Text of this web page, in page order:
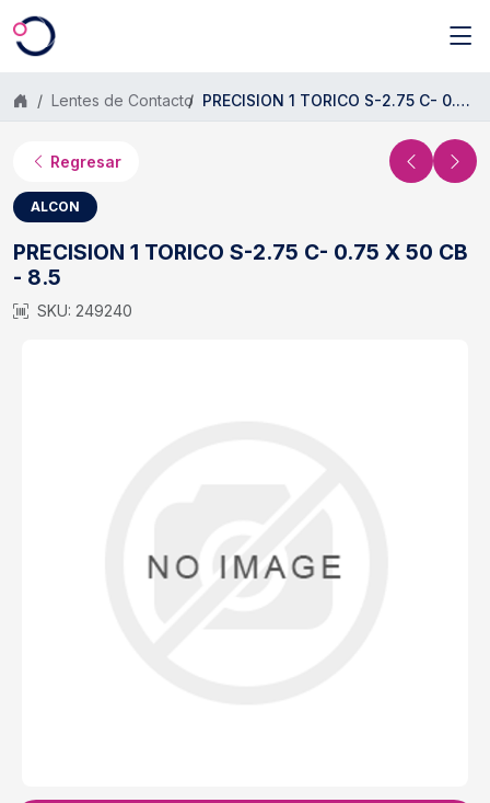
Saltar al contenido principal
Lentes de Contacto PRECISION 1 TORICO S-2.75 C- 0.75 X 50 CB - 8.5
Regresar
ALCON
PRECISION 1 TORICO S-2.75 C- 0.75 X 50 CB
- 8.5
SKU: 249240